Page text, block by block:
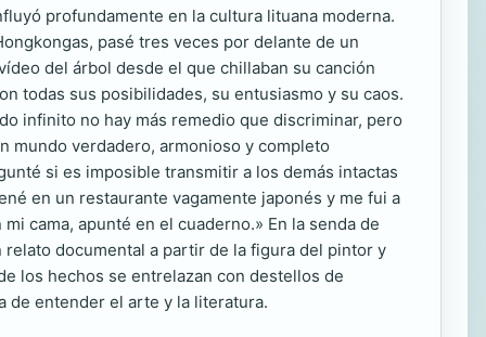
profundamente en la cultura lituana moderna.
pasé tres veces por delante de un
del árbol desde el que chillaban su canción
todas sus posibilidades, su entusiasmo y su caos.
infinito no hay más remedio que discriminar, pero
mundo verdadero, armonioso y completo
si es imposible transmitir a los demás intactas
en un restaurante vagamente japonés y me fui a
cama, apunté en el cuaderno.» En la senda de
documental a partir de la figura del pintor y
los hechos se entrelazan con destellos de
de entender el arte y la literatura.